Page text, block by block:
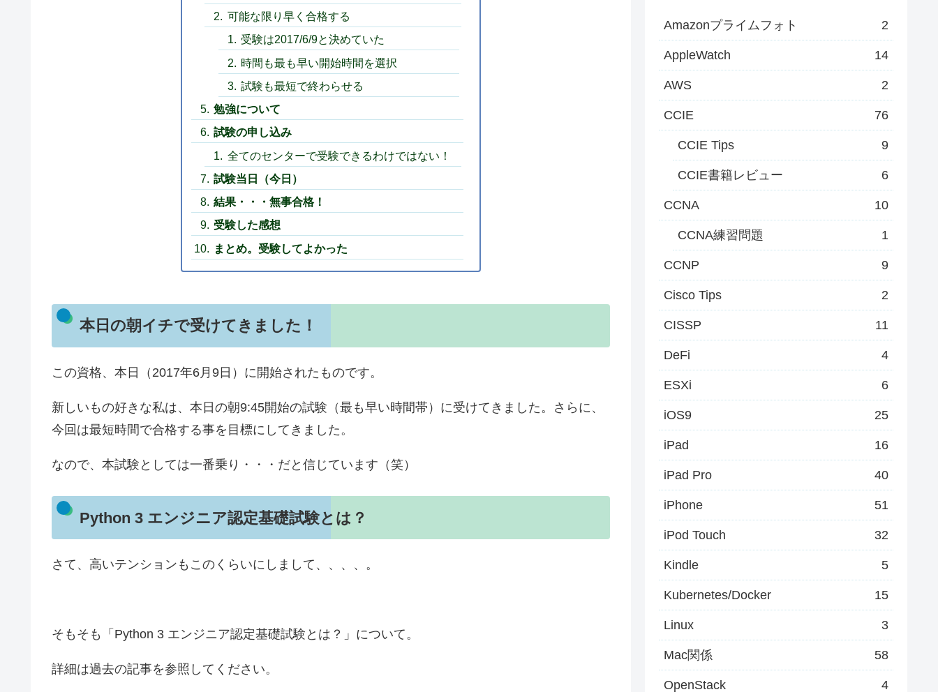
可能な限り早く合格する
受験は2017/6/9と決めていた
時間も最も早い開始時間を選択
試験も最短で終わらせる
勉強について
試験の申し込み
全てのセンターで受験できるわけではない！
試験当日（今日）
結果・・・無事合格！
受験した感想
まとめ。受験してよかった
本日の朝イチで受けてきました！
この資格、本日（2017年6月9日）に開始されたものです。
新しいもの好きな私は、本日の朝9:45開始の試験（最も早い時間帯）に受けてきました。さらに、
今回は最短時間で合格する事を目標にしてきました。
なので、本試験としては一番乗り・・・だと信じています（笑）
Python 3 エンジニア認定基礎試験とは？
さて、高いテンションもこのくらいにしまして、、、、。
そもそも「Python 3 エンジニア認定基礎試験とは？」について。
詳細は過去の記事を参照してください。
Amazonプライムフォト 2
AppleWatch 14
AWS 2
CCIE 76
CCIE Tips 9
CCIE書籍レビュー 6
CCNA 10
CCNA練習問題 1
CCNP 9
Cisco Tips 2
CISSP 11
DeFi 4
ESXi 6
iOS9 25
iPad 16
iPad Pro 40
iPhone 51
iPod Touch 32
Kindle 5
Kubernetes/Docker 15
Linux 3
Mac関係 58
OpenStack 4